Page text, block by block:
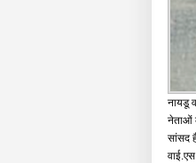
नायडू
नेताओं
सांसद